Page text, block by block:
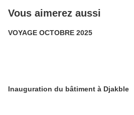
Vous aimerez aussi
VOYAGE OCTOBRE 2025
Inauguration du bâtiment à Djakble